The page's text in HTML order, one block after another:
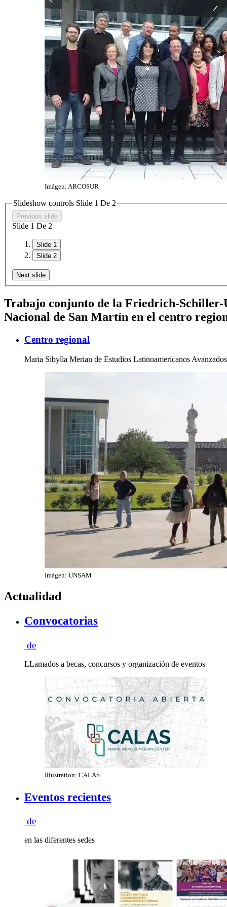
Imágen: ARCOSUR
Slideshow controls Slide 1 De 2
Previous slide
Slide 1 De 2
Slide 1
Slide 2
Next slide
Trabajo conjunto de la Friedrich-
Nacional de San Martín en el centro
Centro regional
Maria Sibylla Merian de Estudios Latinoamericanos
Imágen: UNSAM
Actualidad
Convocatorias
de
LLamados a becas, concursos y organización de eventos
Illustration: CALAS
Eventos recientes
de
en las diferentes sedes